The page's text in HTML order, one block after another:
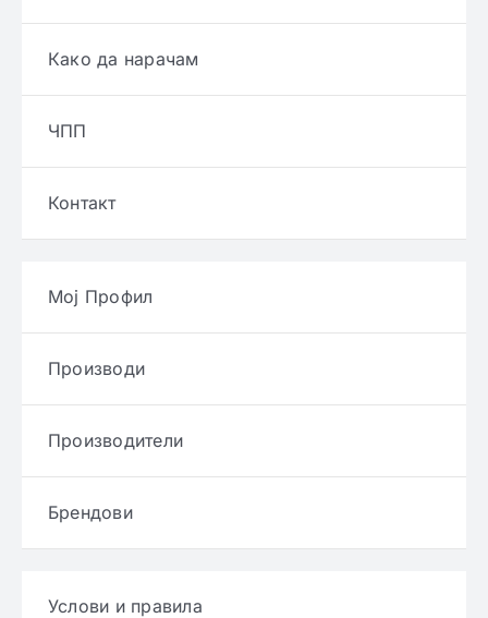
Како да нарачам
ЧПП
Контакт
Мој Профил
Производи
Производители
Брендови
Услови и правила